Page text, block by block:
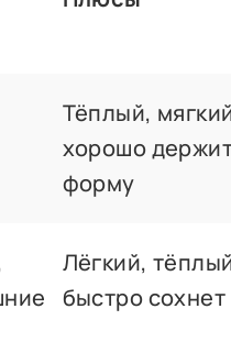
Тёплый,
хорошо
форму
Лёгкий,
быстро сохнет